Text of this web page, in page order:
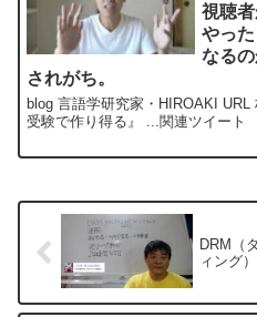
視聴
やっ
なる
されがち。
blog 言語学研究家・HIROAKI
受験で作り得る』 ...関連ツイート
DRM（
ィング